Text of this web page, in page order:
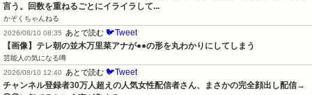
言う。回数を重ねるごとにイライラして...
かぞくちゃんねる
2026/08/10 08:35
あとで読む 🐦Tweet
【画像】テレ朝の並木万里菜アナが●●の形を丸わかりにしてしまう
芸能人の気になる噂
2026/08/10 12:40
あとで読む 🐦Tweet
チャンネル登録者30万人超えの人気女性配信者さん、まさかの完全顔出し配信→